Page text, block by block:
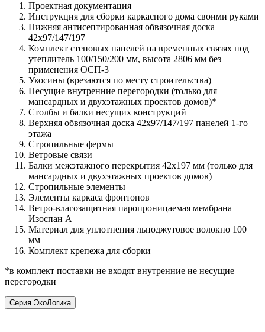
Проектная документация
Инструкция для сборки каркасного дома своими руками
Нижняя антисептированная обвязочная доска
42х97/147/197
Комплект стеновых панелей на временных связях под
утеплитель 100/150/200 мм, высота 2806 мм без
применения ОСП-3
Укосины (врезаются по месту строительства)
Несущие внутренние перегородки (только для
мансардных и двухэтажных проектов домов)*
Столбы и балки несущих конструкций
Верхняя обвязочная доска 42х97/147/197 панелей 1-го
этажа
Стропильные фермы
Ветровые связи
Балки межэтажного перекрытия 42х197 мм (только для
мансардных и двухэтажных проектов домов)
Стропильные элементы
Элементы каркаса фронтонов
Ветро-влагозащитная паропроницаемая мембрана
Изоспан А
Материал для уплотнения льноджутовое волокно 100
мм
Комплект крепежа для сборки
*в комплект поставки не входят внутренние не несущие
перегородки
Серия ЭкоЛогика